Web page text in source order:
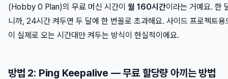
(Hobby 0 Plan)의 무료 머신 시간이 월 160시간이라는 거예요. 한
니까, 24시간 켜두면 두 달에 한 번꼴로 초과해요. 사이드 프로젝트용
이 실제로 오는 시간대만 켜두는 방식이 현실적이에요.
방법 2: Ping Keepalive — 무료 할당량 아끼는 방법